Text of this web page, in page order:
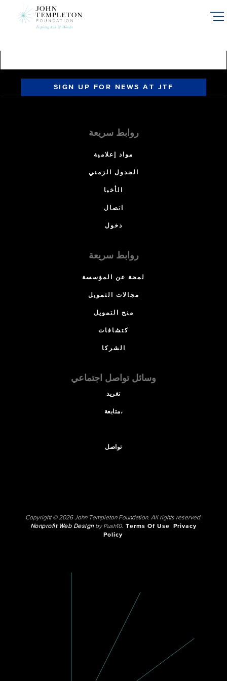
SIGN UP FOR NEWS AT JTF
روابط سريعة
مواد إعلامية
الجدول الزمني
الأخبا
اتصال
دخول
روابط سريعة
لمحة عن المؤسسة
مجالات التمويل
منح التمويل
كتشافات
الشركا
وسائل تواصل اجتماعي
تغريد
متابعة،
تواصل
Copyright © 2026 John Templeton Foundation. All rights reserved.
Nonprofit Web Designby Push10. Terms Of Use
Privacy
Policy